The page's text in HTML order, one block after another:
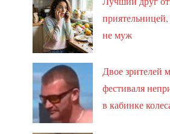
не муж
Двое зрителей
фестиваля
в кабинке